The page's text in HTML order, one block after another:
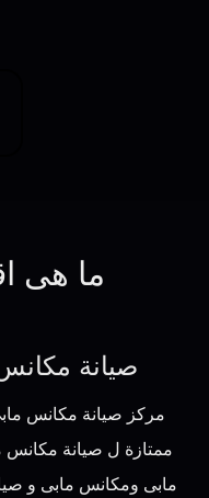
ما هى
صيانة
مركز صيانة مكانس
ممتازة ل صيانة
مابى ومكانس مابى و